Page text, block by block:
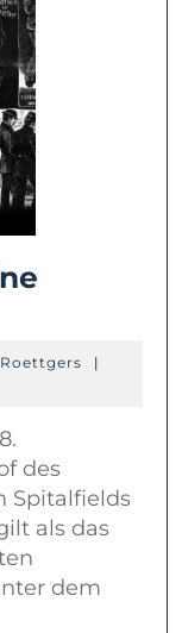
Philipp
|
des
Spitalfields
als das
dem